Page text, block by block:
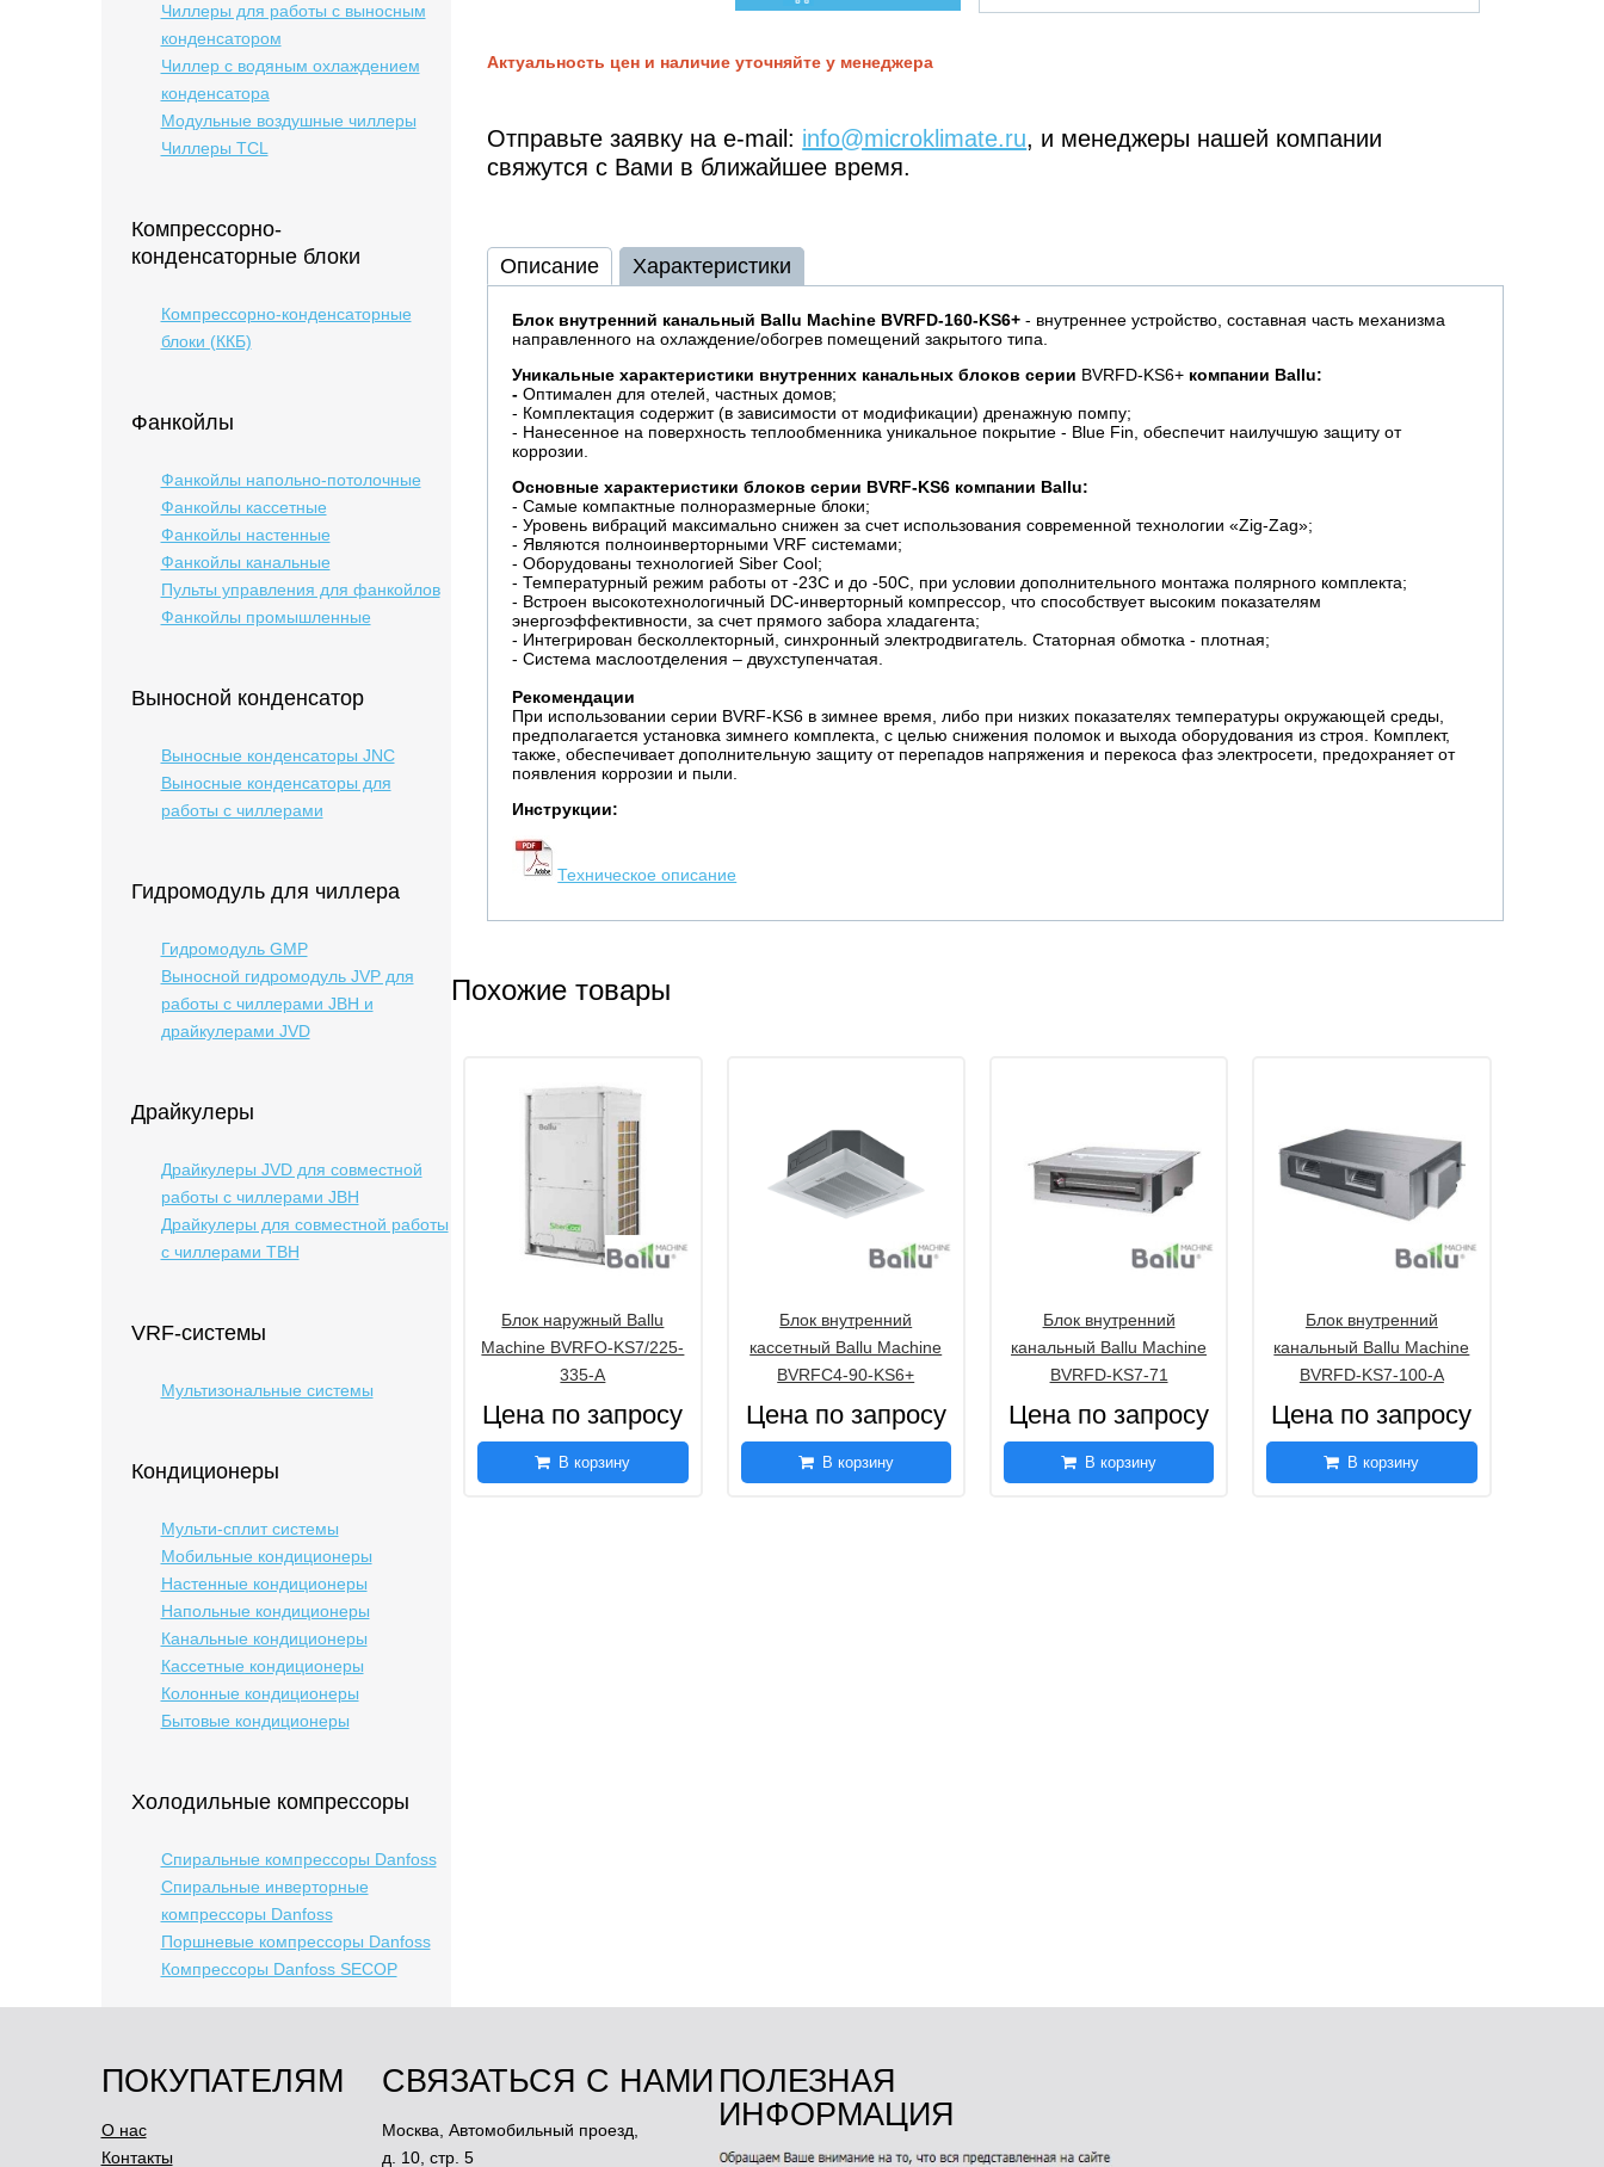
Чиллеры для работы с выносным
конденсатором
Чиллер с водяным охлаждением
конденсатора
Модульные воздушные чиллеры
Чиллеры TCL
Компрессорно-
конденсаторные блоки
Компрессорно-конденсаторные
блоки (ККБ)
Фанкойлы
Фанкойлы напольно-потолочные
Фанкойлы кассетные
Фанкойлы настенные
Фанкойлы канальные
Пульты управления для фанкойлов
Фанкойлы промышленные
Выносной конденсатор
Выносные конденсаторы JNC
Выносные конденсаторы для
работы с чиллерами
Гидромодуль для чиллера
Гидромодуль GMP
Выносной гидромодуль JVP для
работы с чиллерами JBH и
драйкулерами JVD
Драйкулеры
Драйкулеры JVD для совместной
работы с чиллерами JBH
Драйкулеры для совместной работы
с чиллерами TBH
VRF-системы
Мультизональные системы
Кондиционеры
Мульти-сплит системы
Мобильные кондиционеры
Настенные кондиционеры
Напольные кондиционеры
Канальные кондиционеры
Кассетные кондиционеры
Колонные кондиционеры
Бытовые кондиционеры
Холодильные компрессоры
Спиральные компрессоры Danfoss
Спиральные инверторные
компрессоры Danfoss
Поршневые компрессоры Danfoss
Компрессоры Danfoss SECOP
Актуальность цен и наличие уточняйте у менеджера
Отправьте заявку на e-mail: info@microklimate.ru, и менеджеры нашей компании
свяжутся с Вами в ближайшее время.
Описание Характеристики
Блок внутренний канальный Ballu Machine BVRFD-160-KS6+ - внутреннее устройство, составная часть механизма
направленного на охлаждение/обогрев помещений закрытого типа.
Уникальные характеристики внутренних канальных блоков серии BVRFD-KS6+ компании Ballu:
-Оптимален для отелей, частных домов;
- Комплектация содержит (в зависимости от модификации) дренажную помпу;
- Нанесенное на поверхность теплообменника уникальное покрытие - Blue Fin, обеспечит наилучшую защиту от
коррозии.
Основные характеристики блоков серии BVRF-KS6 компании Ballu:
- Самые компактные полноразмерные блоки;
- Уровень вибраций максимально снижен за счет использования современной технологии «Zig-Zag»;
- Являются полноинверторными VRF системами;
- Оборудованы технологией Siber Cool;
- Температурный режим работы от -23С и до -50С, при условии дополнительного монтажа полярного комплекта;
- Встроен высокотехнологичный DC-инверторный компрессор, что способствует высоким показателям
энергоэффективности, за счет прямого забора хладагента;
- Интегрирован бесколлекторный, синхронный электродвигатель. Статорная обмотка - плотная;
- Система маслоотделения – двухступенчатая.
Рекомендации
При использовании серии BVRF-KS6 в зимнее время, либо при низких показателях температуры окружающей среды,
предполагается установка зимнего комплекта, с целью снижения поломок и выхода оборудования из строя. Комплект,
также, обеспечивает дополнительную защиту от перепадов напряжения и перекоса фаз электросети, предохраняет от
появления коррозии и пыли.
Инструкции:
Техническое описание
Похожие товары
Блок наружный Ballu
Machine BVRFO-KS7/225-
335-A
Цена по запросу
В корзину
Блок внутренний
кассетный Ballu Machine
BVRFC4-90-KS6+
Цена по запросу
В корзину
Блок внутренний
канальный Ballu Machine
BVRFD-KS7-71
Цена по запросу
В корзину
Блок внутренний
канальный Ballu Machine
BVRFD-KS7-100-А
Цена по запросу
В корзину
ПОКУПАТЕЛЯМ
О нас
Контакты
СВЯЗАТЬСЯ С НАМИ
Москва Автомобильный проезд,
д. 10, стр. 5
ПОЛЕЗНАЯ
ИНФОРМАЦИЯ